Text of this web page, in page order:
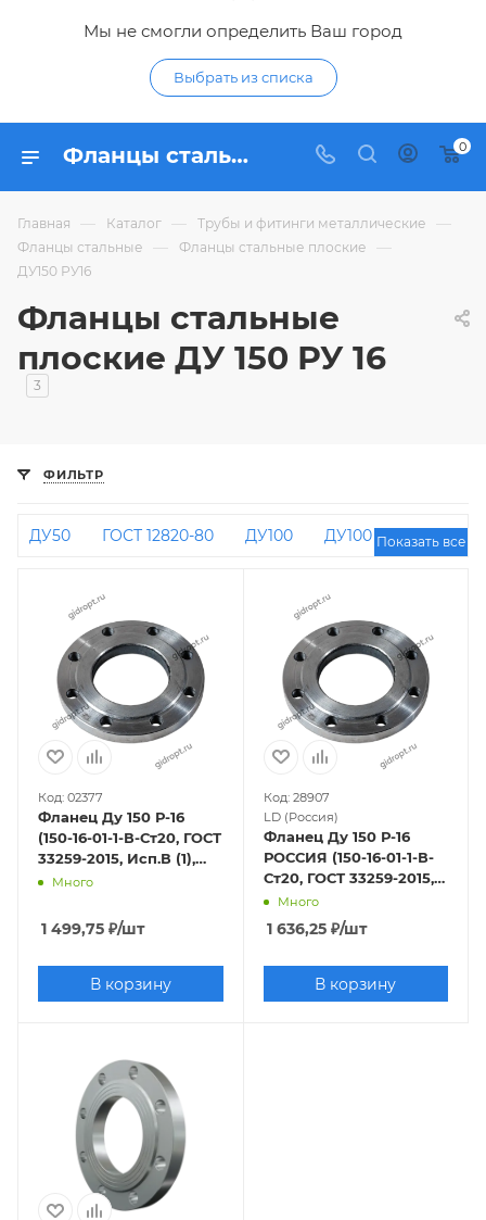
Мы не смогли определить Ваш город
Выбрать из списка
Фланцы стальные плоские ДУ150 РУ16 - купить плоский фланец из стали ДУ 150 РУ 16 по низким ценам в интернет-магазине Гидропромтехника в Курске 0
Главная — Каталог — Трубы и фитинги металлические —
Фланцы стальные — Фланцы стальные плоские —
ДУ150 РУ16
Фланцы стальные
плоские ДУ 150 РУ 16
3
ФИЛЬТР
ДУ50 ГОСТ 12820-80 ДУ100
ДУ100 РУ16
ДУ900 РУ25
ДУ200 РУ10
ДУ25 ДУ200 РУ16
ДУ200
ДУ40
ДУ150 РУ16 ДУ100 РУ10
ДУ400
РУ16
ДУ50 РУ10 ДУ400
ДУ20
ДУ250
ДУ32 ДУ1200
Показать все
Код: 02377
Фланец Ду 150 Р-16
(150-16-01-1-В-Ст20, ГОСТ
33259-2015, Исп.В (1),
Ряд 1)
Много
1 499,75 ₽/шт
В корзину
Код: 28907
LD (Россия)
Фланец Ду 150 Р-16
РОССИЯ (150-16-01-1-В-
Ст20, ГОСТ 33259-2015,
Исп.В (1), Ряд 1)
Много
1 636,25₽/шт
В корзину